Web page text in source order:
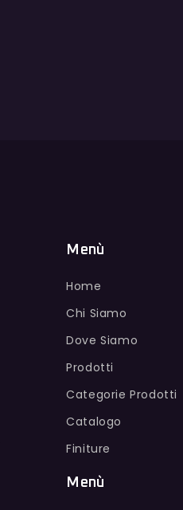
Menù
Home
Chi Siamo
Dove Siamo
Prodotti
Categorie Prodotti
Catalogo
Finiture
Menù